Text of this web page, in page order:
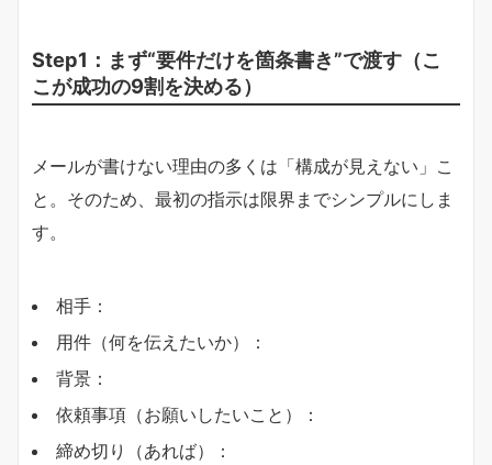
Step1：まず“要件だけを箇条書き”で渡す（こ
こが成功の9割を決める）
メールが書けない理由の多くは「構成が見えない」こ
と。そのため、最初の指示は限界までシンプルにしま
す。
相手：
用件（何を伝えたいか）：
背景：
依頼事項（お願いしたいこと）：
締め切り（あれば）：